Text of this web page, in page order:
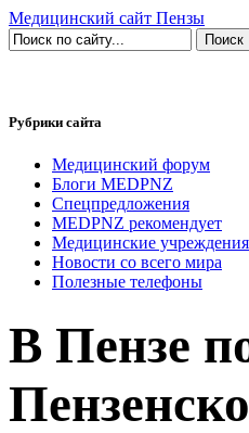
Медицинский сайт Пензы
Рубрики сайта
Медицинский форум
Блоги MEDPNZ
Спецпредложения
MEDPNZ рекомендует
Медицинские
Новости со всего мира
Полезные телефоны
В Пензе